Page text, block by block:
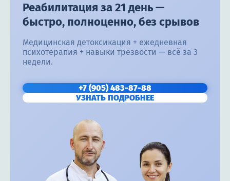
Реабилитация за 21 день —
быстро, полноценно, без срывов
Медицинская детоксикация + ежедневная
психотерапия + навыки трезвости — всё за 3
недели.
+7 (905) 483-87-88
УЗНАТЬ ПОДРОБНЕЕ